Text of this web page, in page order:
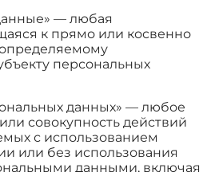
— любая
к прямо или косвенно
персональных
данных» — любое
совокупность действий
с использованием
или без использования
данными, включая